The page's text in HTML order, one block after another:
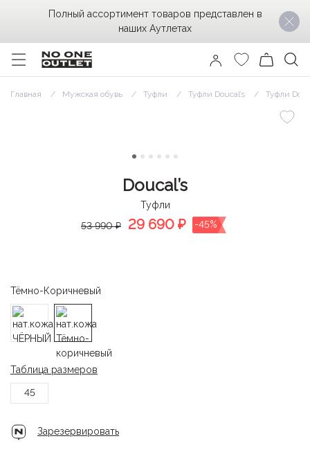
Главная Мужская обувь Туфли Туфли Doucal’s Туфли
Doucal’s
Туфли
53 990 ₽
29 690 ₽ -45%
Тёмно-Коричневый
Таблица размеров
45
Зарезервировать
Полный ассортимент товаров представлен в
наших Аутлетах